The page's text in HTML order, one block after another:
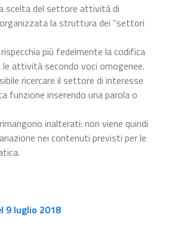
scelta del settore attività di
la struttura dei “settori
più fedelmente la codifica
le attività secondo voci omogenee.
ricercare il settore di interesse
funzione inserendo una parola o
inalterati: non viene quindi
nei contenuti previsti per le
9 luglio 2018